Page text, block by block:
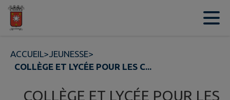
Contenu
ACCUEIL>JEUNESSE>
COLLÈGE ET LYCÉE POUR LES C...
COLLÈGE ET LYCÉE POUR LES